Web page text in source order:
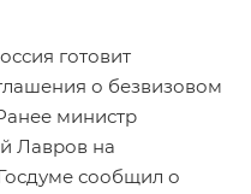
готовит
о безвизовом
министр
Лавров на
сообщил о